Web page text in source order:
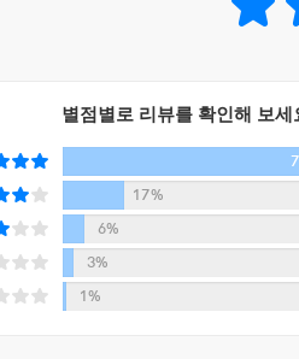
별점별로 리뷰를 확인해 보세
17%
6%
3%
1%